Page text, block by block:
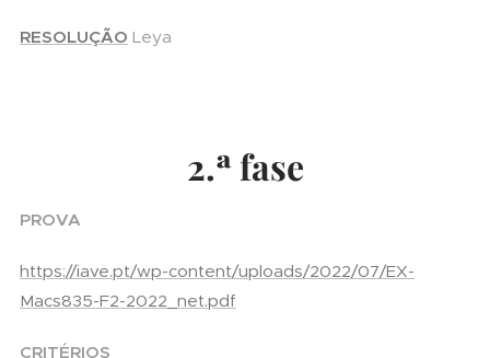
RESOLUÇÃO Leya
2.ª fase
PROVA
https://iave.pt/wp-content/uploads/2022/07/EX-
Macs835-F2-2022_net.pdf
CRITÉRIOS